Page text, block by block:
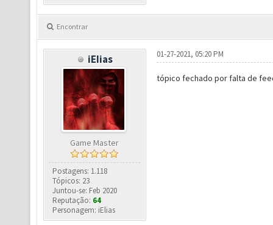
Encontrar
iEIias
Game Master
Postagens: 1.118
Tópicos: 23
Juntou-se: Feb 2020
Reputação: 64
Personagem: iElias
01-27-2021, 05:20 PM
tópico fechado por falta de